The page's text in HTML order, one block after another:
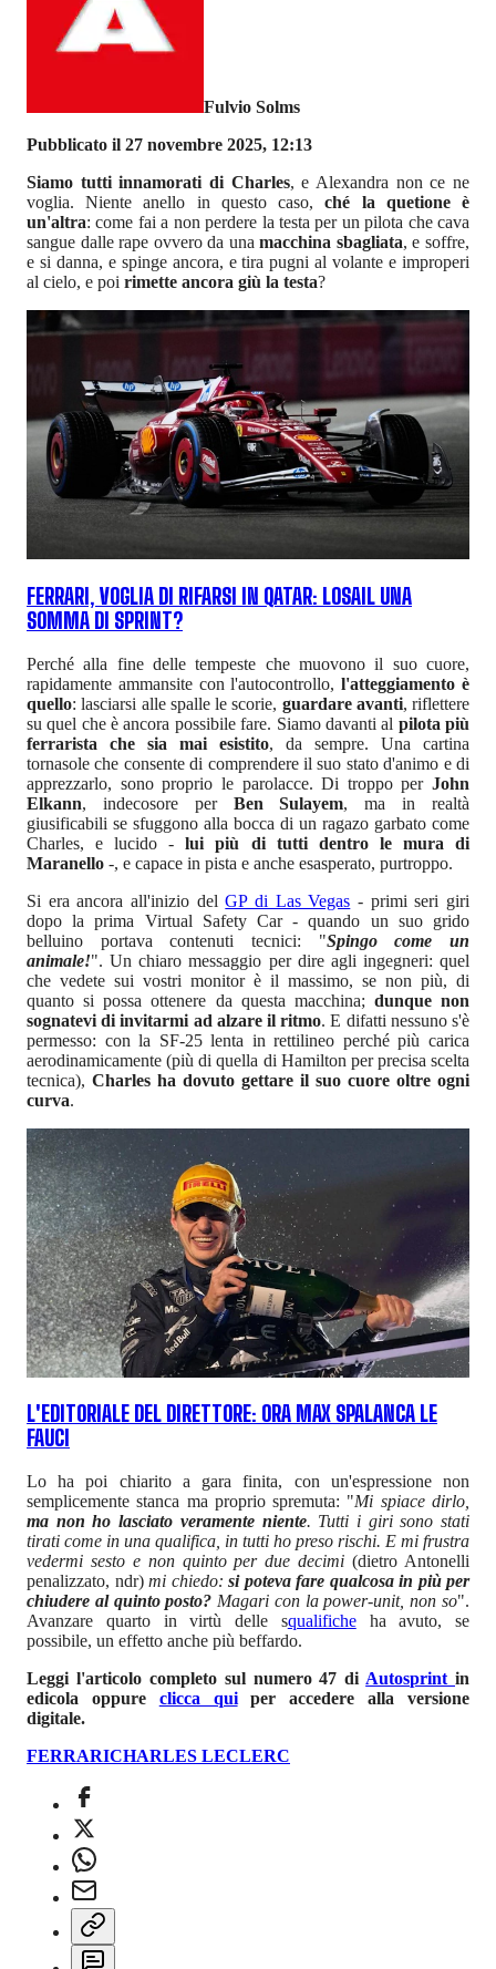
Fulvio Solms
Pubblicato il 27 novembre 2025, 12:13
Siamo tutti innamorati di Charles, e Alexandra non ce ne
voglia. Niente anello in questo caso,ché la quetione è
un'altra: come fai a non perdere la testa per un pilota che cava
sangue dalle rape ovvero da unamacchina sbagliata, e soffre,
e si danna, e spinge ancora, e tira pugni al volante e improperi
al cielo, e poi rimette ancora giù la testa?
FERRARI, VOGLIA DI RIFARSI IN QATAR: LOSAIL UNA
SOMMA DI SPRINT?
Perché alla fine delle tempeste che muovono il suo cuore,
rapidamente ammansite con l'autocontrollo,l'atteggiamento è
quello: lasciarsi alle spalle le scorie, guardare avanti, riflettere
su quel che è ancora possibile fare. Siamo davanti al pilota più
ferrarista che sia mai esistito, da sempre. Una cartina
tornasole che consente di comprendere il suo stato d'animo e di
apprezzarlo, sono proprio le parolacce. Di troppo per John
Elkann, indecosore per Ben Sulayem, ma in realtà
giusificabili se sfuggono alla bocca di un ragazo garbato come
Charles, e lucido -lui più di tutti dentro le mura di
Maranello -, e capace in pista e anche esasperato, purtroppo.
Si era ancora all'inizio delGP di Las Vegas - primi seri giri
dopo la prima Virtual Safety Car - quando un suo grido
belluino portava contenuti tecnici: "Spingo come un
animale!". Un chiaro messaggio per dire agli ingegneri: quel
che vedete sui vostri monitor è il massimo, se non più, di
quanto si possa ottenere da questa macchina; dunque non
sognatevi di invitarmi ad alzare il ritmo. E difatti nessuno s'è
permesso: con la SF-25 lenta in rettilineo perché più carica
aerodinamicamente (più di quella di Hamilton per precisa scelta
tecnica), Charles ha dovuto gettare il suo cuore oltre ogni
curva.
L'EDITORIALE DEL DIRETTORE: ORA MAX SPALANCA LE
FAUCI
Lo ha poi chiarito a gara finita, con un'espressione non
semplicemente stanca ma proprio spremuta: "Mi spiace dirlo,
ma non ho lasciato veramente niente. Tutti i giri sono stati
tirati come in una qualifica, in tutti ho preso rischi. E mi frustra
vedermi sesto e non quinto per due decimi(dietro Antonelli
penalizzato, ndr) mi chiedo: si poteva fare qualcosa in più per
chiudere al quinto posto? Magari con la power-unit, non so".
Avanzare quarto in virtù delle squalificheha avuto, se
possibile, un effetto anche più beffardo.
Leggi l'articolo completo sul numero 47 di Autosprint in
edicola oppure clicca quiper accedere alla versione
digitale.
FERRARICHARLES LECLERC